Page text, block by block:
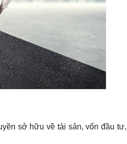
sở hữu về tài sản, vốn đầu tư,